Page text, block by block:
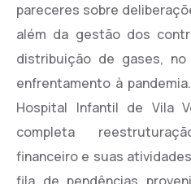
pareceres sobre
além da gestão dos
distribuição de gases,
enfrentamento à
Hospital Infantil de Vila
completa
financeiro e suas